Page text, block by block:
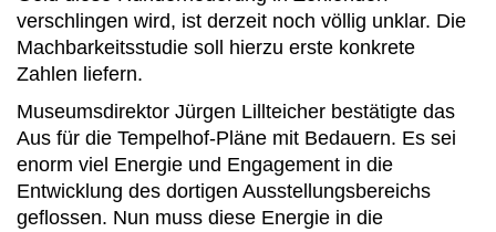
verschlingen wird, ist derzeit noch völlig unklar. Die
Machbarkeitsstudie soll hierzu erste konkrete
Zahlen liefern.
Museumsdirektor Jürgen Lillteicher bestätigte das
Aus für die Tempelhof-Pläne mit Bedauern. Es sei
enorm viel Energie und Engagement in die
Entwicklung des dortigen Ausstellungsbereichs
geflossen. Nun muss diese Energie in die